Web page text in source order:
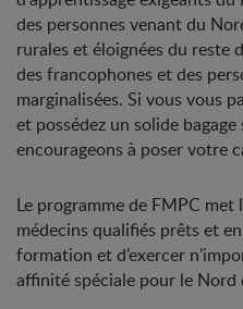
des personnes venant du
rurales et éloignées du reste
des francophones et des
marginalisées. Si vous vous
et possédez un solide
encourageons à poser votre
Le programme de FMPC
médecins qualifiés prêts et
formation et d’exercer
affinité spéciale pour le Nord